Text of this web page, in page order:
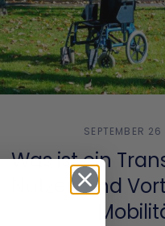
SEPTEMBER
Was ist ein
Nutzen und